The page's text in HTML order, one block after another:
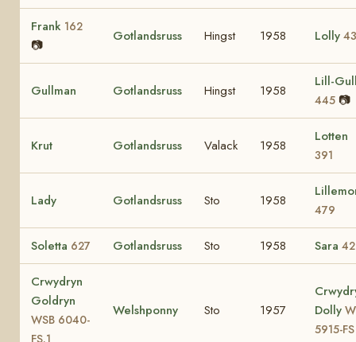
Frank 162
📷
Gotlandsruss Hingst 1958 Lolly
Gullman Gotlandsruss Hingst 1958
Lill-
445 📷
Krut Gotlandsruss Valack 1958
Lotten
391
Lady Gotlandsruss Sto 1958
479
Soletta 627 Gotlandsruss Sto 1958 Sara
Crwydryn
Goldryn
WSB 6040-
FS.1
Welshponny Sto 1957
Dolly
5915-FS